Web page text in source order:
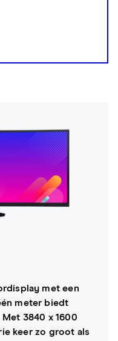
met een
meter biedt
3840 x 1600
keer zo groot als